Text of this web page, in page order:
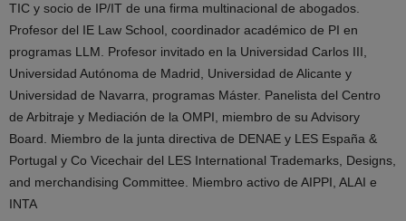
TIC y socio de IP/IT de una firma multinacional de abogados.
Profesor del IE Law School, coordinador académico de PI en
programas LLM. Profesor invitado en la Universidad Carlos III,
Universidad Autónoma de Madrid, Universidad de Alicante y
Universidad de Navarra, programas Máster. Panelista del Centro
de Arbitraje y Mediación de la OMPI, miembro de su Advisory
Board. Miembro de la junta directiva de DENAE y LES España &
Portugal y Co Vicechair del LES International Trademarks, Designs,
and merchandising Committee. Miembro activo de AIPPI, ALAI e
INTA